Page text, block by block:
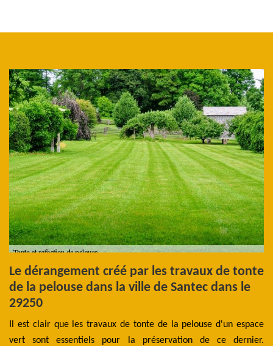
Le dérangement créé par les travaux de tonte
de la pelouse dans la ville de Santec dans le
29250
Il est clair que les travaux de tonte de la pelouse d'un espace
vert sont essentiels pour la préservation de ce dernier.